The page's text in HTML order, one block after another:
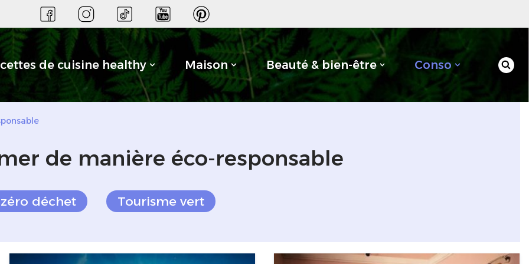
de cuisine healthy Maison Beauté & bien-être Conso
de manière éco-responsable
déchet Tourisme vert